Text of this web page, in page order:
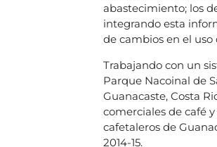
abastecimiento; los
integrando esta
de cambios en el uso
Trabajando con un
Parque Nacoinal de
Guanacaste, Costa
comerciales de café
cafetaleros de
2014-15.